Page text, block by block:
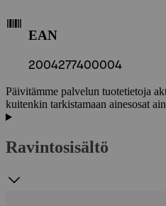
EAN
2004277400004
Päivitämme palvelun tuotetietoja
kuitenkin tarkistamaan ainesosat
Ravintosisältö